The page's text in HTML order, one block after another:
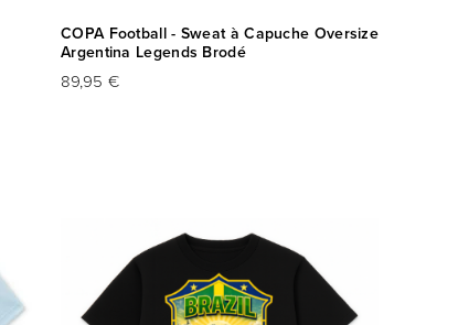
COPA Football - Sweat à Capuche Oversize
Argentina Legends Brodé
89,95 €